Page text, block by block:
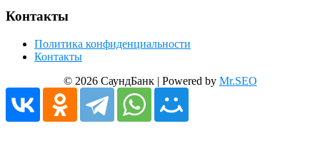
Контакты
Политика конфиденциальности
Контакты
© 2026 СаундБанк | Powered by Mr.SEO